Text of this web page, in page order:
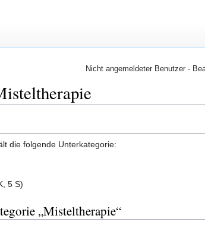
Nicht angemeldeter Benutzer -
die folgende Unterkategorie:
5 S)
„Misteltherapie“